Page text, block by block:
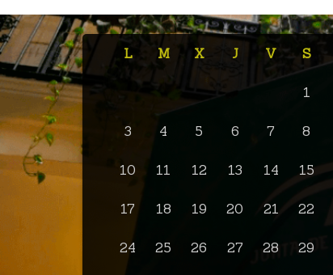
L M X J V S
1
3 4 5 6 7 8
10 11 12 13 14 15
17 18 19 20 21 22
24 25 26 27 28 29